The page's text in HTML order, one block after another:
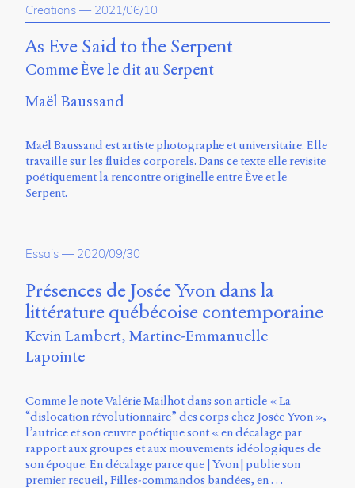
Longueuil
J4K
Canada
ISSN
Sens
public
Typographies
Jannon
de
Storm
Type
Foundry
de
Vernon
Adams.
Ce
site
Creations — 2021/06/10
As Eve Said to the Serpent
Comme Ève le dit au Serpent
Maël Baussand
Maël Baussand est artiste photographe et universitaire. Elle
travaille sur les fluides corporels. Dans ce texte elle revisite
poétiquement la rencontre originelle entre Ève et le
Serpent.
Essais — 2020/09/30
Présences de Josée Yvon dans la
littérature québécoise contemporaine
Kevin Lambert Martine-Emmanuelle
Lapointe
Comme le note Valérie Mailhot dans son article « La
“dislocation révolutionnaire” des corps chez Josée Yvon »,
l’autrice et son œuvre poétique sont « en décalage par
rapport aux groupes et aux mouvements idéologiques de
son époque. En décalage parce que [Yvon] publie son
premier recueil, Filles-commandos bandées, en …